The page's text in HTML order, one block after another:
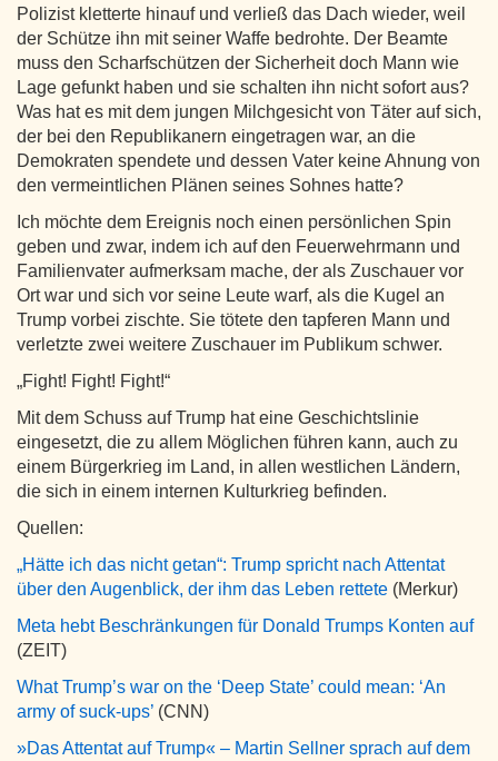
Polizist kletterte hinauf und verließ das Dach wieder, weil
der Schütze ihn mit seiner Waffe bedrohte. Der Beamte
muss den Scharfschützen der Sicherheit doch Mann wie
Lage gefunkt haben und sie schalten ihn nicht sofort aus?
Was hat es mit dem jungen Milchgesicht von Täter auf sich,
der bei den Republikanern eingetragen war, an die
Demokraten spendete und dessen Vater keine Ahnung von
den vermeintlichen Plänen seines Sohnes hatte?
Ich möchte dem Ereignis noch einen persönlichen Spin
geben und zwar, indem ich auf den Feuerwehrmann und
Familienvater aufmerksam mache, der als Zuschauer vor
Ort war und sich vor seine Leute warf, als die Kugel an
Trump vorbei zischte. Sie tötete den tapferen Mann und
verletzte zwei weitere Zuschauer im Publikum schwer.
„Fight! Fight! Fight!“
Mit dem Schuss auf Trump hat eine Geschichtslinie
eingesetzt, die zu allem Möglichen führen kann, auch zu
einem Bürgerkrieg im Land, in allen westlichen Ländern,
die sich in einem internen Kulturkrieg befinden.
Quellen:
„Hätte ich das nicht getan“: Trump spricht nach Attentat
über den Augenblick, der ihm das Leben rettete (Merkur)
Meta hebt Beschränkungen für Donald Trumps Konten auf
(ZEIT)
What Trump’s war on the ‘Deep State’ could mean: ‘An
army of suck-ups’ (CNN)
»Das Attentat auf Trump« – Martin Sellner sprach auf dem